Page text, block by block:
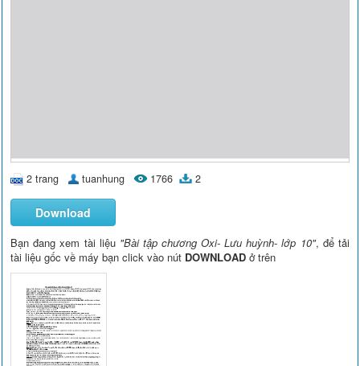
2 trang tuanhung 1766 2
Download
Bạn đang xem tài liệu "Bài tập chương Oxi- Lưu huỳnh- lớp 10", để tải
tài liệu gốc về máy bạn click vào nút DOWNLOAD ở trên